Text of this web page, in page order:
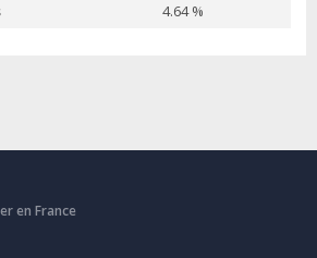
4.64 %
en France